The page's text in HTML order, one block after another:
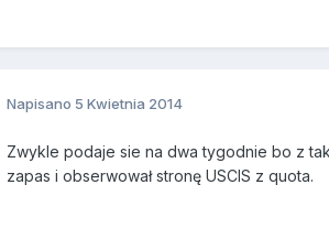
Napisano 5 Kwietnia 2014
Zwykle podaje sie na dwa tygodnie bo z
zapas i obserwował stronę USCIS z quota.